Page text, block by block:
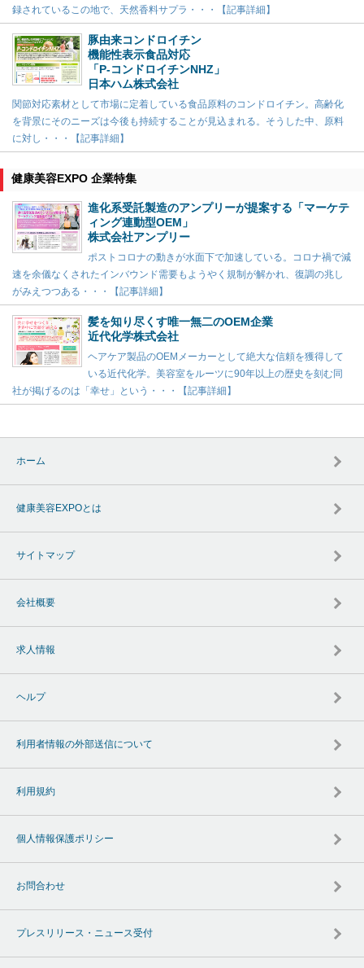
録されているこの地で、天然香料サプラ・・・【記事詳細】
豚由来コンドロイチン
機能性表示食品対応
「P-コンドロイチンNHZ」
日本ハム株式会社
関節対応素材として市場に定着している食品原料のコンドロイチン。高齢化
を背景にそのニーズは今後も持続することが見込まれる。そうした中、原料
に対し・・・【記事詳細】
健康美容EXPO 企業特集
進化系受託製造のアンプリーが提案する「マーケテ
ィング連動型OEM」
株式会社アンプリー
ポストコロナの動きが水面下で加速している。コロナ禍で減
速を余儀なくされたインバウンド需要もようやく規制が解かれ、復調の兆し
がみえつつある・・・【記事詳細】
髪を知り尽くす唯一無二のOEM企業
近代化学株式会社
ヘアケア製品のOEMメーカーとして絶大な信頼を獲得して
いる近代化学。美容室をルーツに90年以上の歴史を刻む同
社が掲げるのは「幸せ」という・・・【記事詳細】
ホーム
健康美容EXPOとは
サイトマップ
会社概要
求人情報
ヘルプ
利用者情報の外部送信について
利用規約
個人情報保護ポリシー
お問合わせ
プレスリリース・ニュース受付